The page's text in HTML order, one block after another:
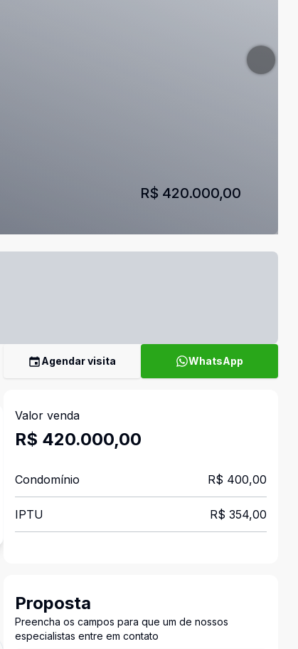
R$ 420.000,00
Agendar visita WhatsApp
Valor venda
R$ 420.000,00
Condomínio R$ 400,00
IPTU R$ 354,00
Proposta
Preencha os campos para que um de nossos
especialistas entre em contato